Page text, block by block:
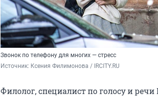
Звонок по телефону для многих — стресс
Источник: Ксения Филимонова / IRCITY.RU
Филолог, специалист по голосу и